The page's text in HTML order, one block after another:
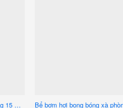
Bộ dụng cụ tạo bong bóng 15 món